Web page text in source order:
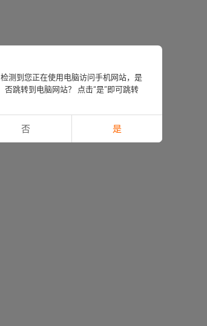
检测到您正在使用电脑访问手机网站，是
否跳转到电脑网站？ 点击“是”即可跳转
否 是